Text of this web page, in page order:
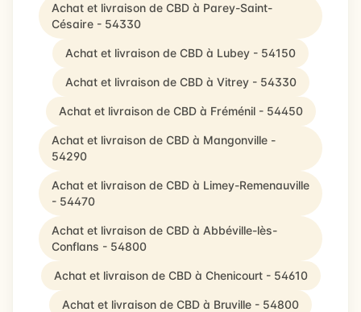
Achat et livraison de CBD à Parey-Saint-
Césaire - 54330
Achat et livraison de CBD à Lubey - 54150
Achat et livraison de CBD à Vitrey - 54330
Achat et livraison de CBD à Fréménil - 54450
Achat et livraison de CBD à Mangonville -
54290
Achat et livraison de CBD à Limey-Remenauville
- 54470
Achat et livraison de CBD à Abbéville-lès-
Conflans - 54800
Achat et livraison de CBD à Chenicourt - 54610
Achat et livraison de CBD à Bruville - 54800